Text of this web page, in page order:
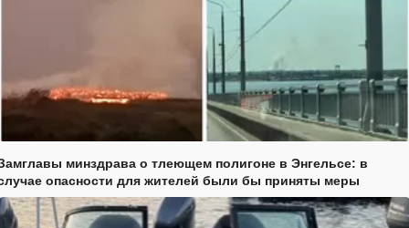
минздрава о тлеющем полигоне в Энгельсе: в
опасности для жителей были бы приняты меры